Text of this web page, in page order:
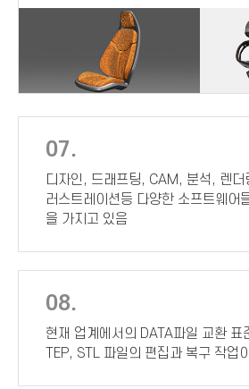
07.
디자인, 드래프팅, CAM, 분석, 렌더
러스트레이션등 다양한 소프트웨어
을 가지고 있음
08.
현재 업계에서의 DATA파일 교환 표
TEP, STL 파일의 편집과 복구 작업